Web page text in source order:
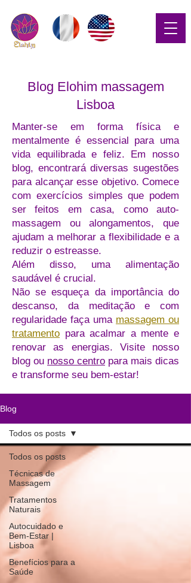
Blog Elohim massagem
Lisboa
Manter-se em forma física e
mentalmente é essencial para uma
vida equilibrada e feliz. Em nosso
blog, encontrará diversas sugestões
para alcançar esse objetivo. Comece
com exercícios simples que podem
ser feitos em casa, como auto-
massagem ou alongamentos, que
ajudam a melhorar a flexibilidade e a
reduzir o estreasse.
Além disso, uma alimentação
saudável é crucial.
Não se esqueça da importância do
descanso, da meditação e com
regularidade faça uma massagem ou
tratamento para acalmar a mente e
renovar as energias. Visite nosso
blog ou nosso centro para mais dicas
e transforme seu bem-estar!
Blog
Todos os posts
Técnicas de
Massagem
Tratamentos
Naturais
Autocuidado e
Bem-Estar |
Lisboa
Benefícios para a
Saúde
Todos os posts